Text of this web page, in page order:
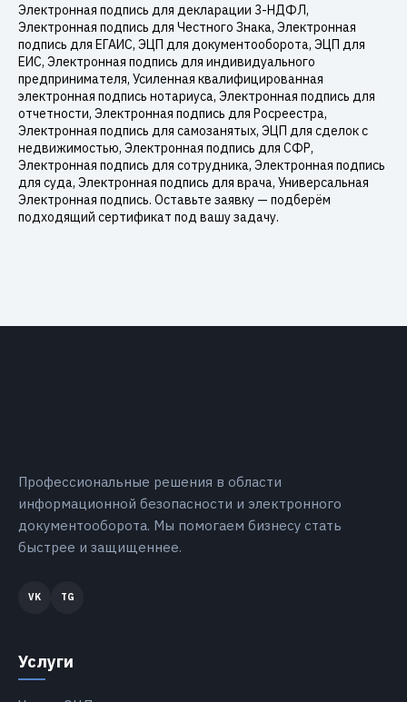
Электронная подпись для декларации 3-НДФЛ,
Электронная подпись для Честного Знака, Электронная
подпись для ЕГАИС, ЭЦП для документооборота, ЭЦП для
ЕИС, Электронная подпись для индивидуального
предпринимателя, Усиленная квалифицированная
электронная подпись нотариуса, Электронная подпись для
отчетности, Электронная подпись для Росреестра,
Электронная подпись для самозанятых, ЭЦП для сделок с
недвижимостью, Электронная подпись для СФР,
Электронная подпись для сотрудника, Электронная подпись
для суда, Электронная подпись для врача, Универсальная
Электронная подпись. Оставьте заявку — подберём
подходящий сертификат под вашу задачу.
Профессиональные решения в области
информационной безопасности и электронного
документооборота. Мы помогаем бизнесу стать
быстрее и защищеннее.
Услуги